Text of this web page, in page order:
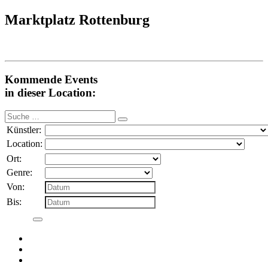
Marktplatz Rottenburg
Kommende Events
in dieser Location:
Suche
nach:
Künstler:
Location:
Ort:
Genre:
Von:
Bis: